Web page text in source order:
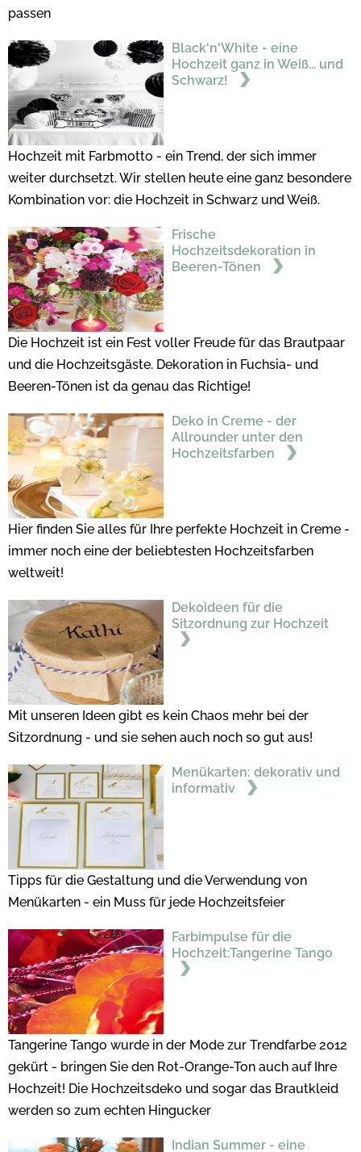
passen
Black'n'White - eine
Hochzeit ganz in Weiß... und
Schwarz!
Hochzeit mit Farbmotto - ein Trend, der sich immer
weiter durchsetzt. Wir stellen heute eine ganz besondere
Kombination vor: die Hochzeit in Schwarz und Weiß.
Frische
Hochzeitsdekoration in
Beeren-Tönen
Die Hochzeit ist ein Fest voller Freude für das Brautpaar
und die Hochzeitsgäste. Dekoration in Fuchsia- und
Beeren-Tönen ist da genau das Richtige!
Deko in Creme - der
Allrounder unter den
Hochzeitsfarben
Hier finden Sie alles für Ihre perfekte Hochzeit in Creme -
immer noch eine der beliebtesten Hochzeitsfarben
weltweit!
Dekoideen für die
Sitzordnung zur Hochzeit
Mit unseren Ideen gibt es kein Chaos mehr bei der
Sitzordnung - und sie sehen auch noch so gut aus!
Menükarten: dekorativ und
informativ
Tipps für die Gestaltung und die Verwendung von
Menükarten - ein Muss für jede Hochzeitsfeier
Farbimpulse für die
Hochzeit:Tangerine Tango
Tangerine Tango wurde in der Mode zur Trendfarbe 2012
gekürt - bringen Sie den Rot-Orange-Ton auch auf Ihre
Hochzeit! Die Hochzeitsdeko und sogar das Brautkleid
werden so zum echten Hingucker
Indian Summer - eine